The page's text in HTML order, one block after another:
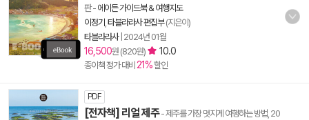
판- 에이든 가이드북 & 여행지도
이정기 타블라라사 편집부(지은이)
타블라라사| 2024년 01월
16,500원 (820원) 10.0
종이책 정가 대비 21%할인
PDF
[전자책] 리얼 제주- 제주를 가장 멋지게 여행하는 방법, 20